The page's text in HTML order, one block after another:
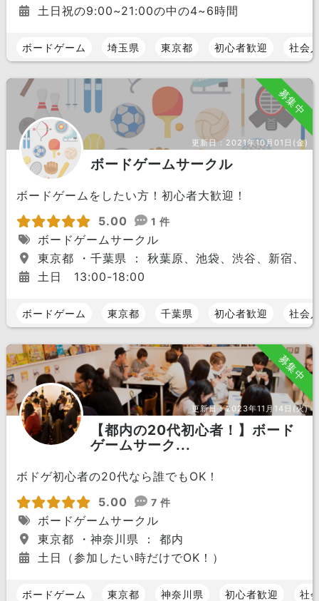
土日祝の9:00~21:00の中の4~6時間
ボードゲーム 埼玉県 東京都 初心者歓迎 社会
募集中
更新日： 2021年10月01日(金)
ボードゲームサークル
ボードゲームをしたい方！初心者大歓迎！
5.00
1 件
ボードゲームサークル
東京都 ・千葉県 ： 秋葉原、池袋、渋谷、新宿、
土日 13:00-18:00
ボードゲーム 東京都 千葉県 初心者歓迎 社会
募集中
更新日：2023年11月14日(火)
【都内の20代初心者！】ボード
ゲームサーク...
ボドゲ初心者の20代なら誰でもOK！
5.00
7 件
ボードゲームサークル
東京都 ・神奈川県 ： 都内
土日（参加したい時だけでOK！）
ボードゲーム 東京都 神奈川県 初心者歓迎 社